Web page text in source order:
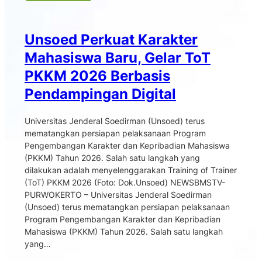
Unsoed Perkuat Karakter
Mahasiswa Baru, Gelar ToT
PKKM 2026 Berbasis
Pendampingan Digital
Universitas Jenderal Soedirman (Unsoed) terus
mematangkan persiapan pelaksanaan Program
Pengembangan Karakter dan Kepribadian Mahasiswa
(PKKM) Tahun 2026. Salah satu langkah yang
dilakukan adalah menyelenggarakan Training of Trainer
(ToT) PKKM 2026 (Foto: Dok.Unsoed) NEWSBMSTV-
PURWOKERTO – Universitas Jenderal Soedirman
(Unsoed) terus mematangkan persiapan pelaksanaan
Program Pengembangan Karakter dan Kepribadian
Mahasiswa (PKKM) Tahun 2026. Salah satu langkah
yang…